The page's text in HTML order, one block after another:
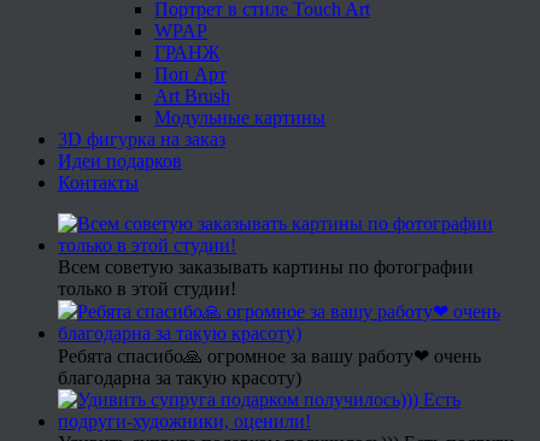
Портрет в стиле Touch Art
WPAP
ГРАНЖ
Поп Арт
Art Brush
Модульные картины
3D фигурка на заказ
Идеи подарков
Контакты
Всем советую заказывать картины по фотографии
только в этой студии!
Ребята спасибо🙏 огромное за вашу работу❤ очень
благодарна за такую красоту)